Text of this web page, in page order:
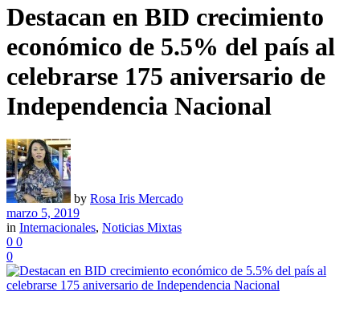
Destacan en BID crecimiento
económico de 5.5% del país al
celebrarse 175 aniversario de
Independencia Nacional
by Rosa Iris Mercado
marzo 5, 2019
in Internacionales, Noticias Mixtas
0 0
0